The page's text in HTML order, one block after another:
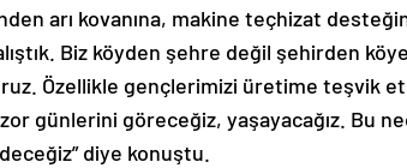
arı kovanına, makine teçhizat
Biz köyden şehre değil şehirden
Özellikle gençlerimizi üretime teşvik
günlerini göreceğiz, yaşayacağız. Bu
diye konuştu.